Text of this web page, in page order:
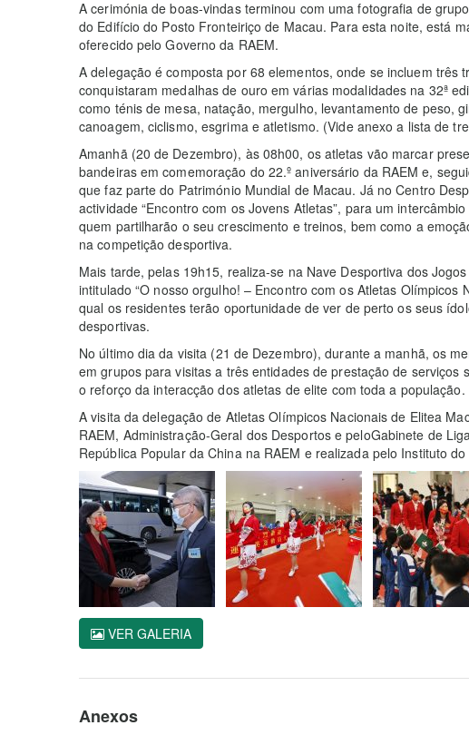
A cerimónia de boas-vindas terminou com uma fotografia de
do Edifício do Posto Fronteiriço de Macau. Para esta noite, está
oferecido pelo Governo da RAEM.
A delegação é composta por 68 elementos, onde se incluem três
conquistaram medalhas de ouro em várias modalidades na 32ª
como ténis de mesa, natação, mergulho, levantamento de peso,
canoagem, ciclismo, esgrima e atletismo. (Vide anexo a lista de
Amanhã (20 de Dezembro), às 08h00, os atletas vão marcar
bandeiras em comemoração do 22.º aniversário da RAEM e,
que faz parte do Património Mundial de Macau. Já no Centro
actividade “Encontro com os Jovens Atletas”, para um
quem partilharão o seu crescimento e treinos, bem como a
na competição desportiva.
Mais tarde, pelas 19h15, realiza-se na Nave Desportiva dos
intitulado “O nosso orgulho! – Encontro com os Atletas Olímpicos
qual os residentes terão oportunidade de ver de perto os seus
desportivas.
No último dia da visita (21 de Dezembro), durante a manhã, os
em grupos para visitas a três entidades de prestação de serviços
o reforço da interacção dos atletas de elite com toda a população.
A visita da delegação de Atletas Olímpicos Nacionais de Elitea
RAEM, Administração-Geral dos Desportos e peloGabinete de
República Popular da China na RAEM e realizada pelo Instituto
VER GALERIA
Anexos